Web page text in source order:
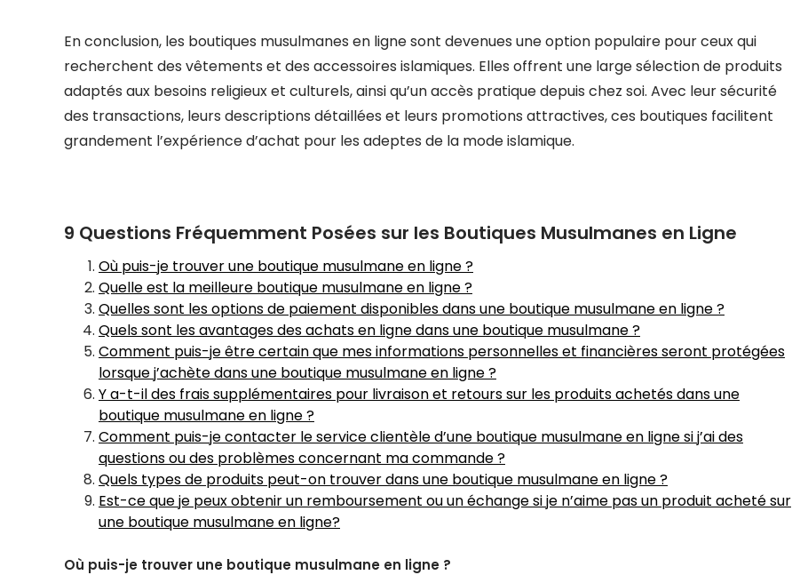
En conclusion, les boutiques musulmanes en ligne sont devenues une option populaire pour ceux qui
recherchent des vêtements et des accessoires islamiques. Elles offrent une large sélection de produits
adaptés aux besoins religieux et culturels, ainsi qu’un accès pratique depuis chez soi. Avec leur sécurité
des transactions, leurs descriptions détaillées et leurs promotions attractives, ces boutiques facilitent
grandement l’expérience d’achat pour les adeptes de la mode islamique.
9 Questions Fréquemment Posées sur les Boutiques Musulmanes en Ligne
Où puis-je trouver une boutique musulmane en ligne ?
Quelle est la meilleure boutique musulmane en ligne ?
Quelles sont les options de paiement disponibles dans une boutique musulmane en ligne ?
Quels sont les avantages des achats en ligne dans une boutique musulmane ?
Comment puis-je être certain que mes informations personnelles et financières seront protégées
lorsque j’achète dans une boutique musulmane en ligne ?
Y a-t-il des frais supplémentaires pour livraison et retours sur les produits achetés dans une
boutique musulmane en ligne ?
Comment puis-je contacter le service clientèle d’une boutique musulmane en ligne si j’ai des
questions ou des problèmes concernant ma commande ?
Quels types de produits peut-on trouver dans une boutique musulmane en ligne ?
Est-ce que je peux obtenir un remboursement ou un échange si je n’aime pas un produit acheté sur
une boutique musulmane en ligne?
Où puis-je trouver une boutique musulmane en ligne ?